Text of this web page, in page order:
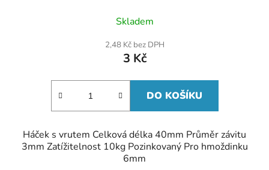
Skladem
2,48 Kč bez DPH
3 Kč
DO KOŠÍKU
Háček s vrutem Celková délka 40mm Průměr závitu
3mm Zatížitelnost 10kg Pozinkovaný Pro hmoždinku
6mm